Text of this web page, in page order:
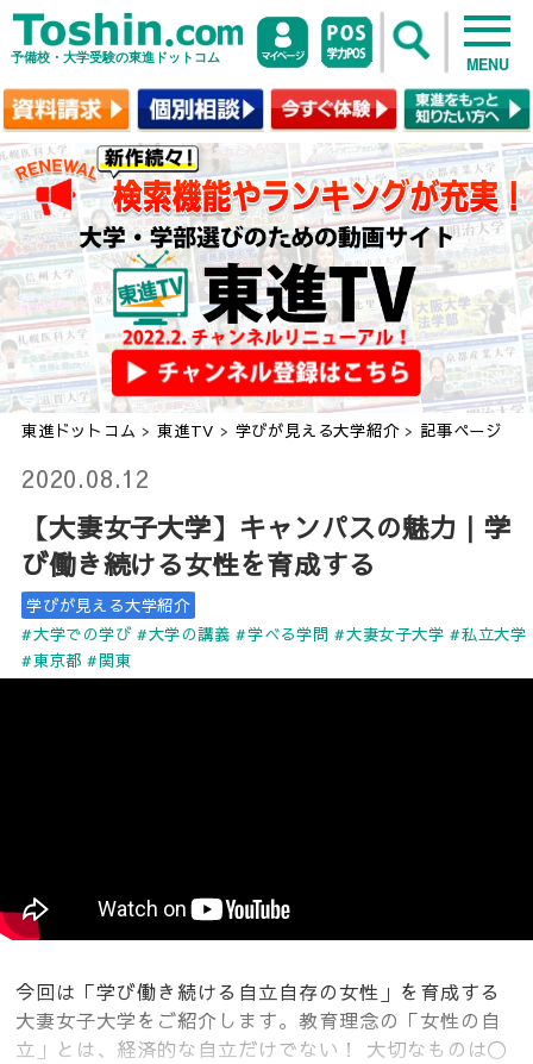
予備校・大学受験の東進ドットコム MENU
東進ドットコム > 東進TV > 学びが見える大学紹介> 記事ページ
2020.08.12
【大妻女子大学】キャンパスの魅力 | 学
び働き続ける女性を育成する
学びが見える大学紹介
#大学での学び #大学の講義 #学べる学問 #大妻女子大学 #私立大学
#東京都 #関東
今回は「学び働き続ける自立自存の女性」を育成する
大妻女子大学をご紹介します。教育理念の「女性の自
立」とは、経済的な自立だけでない！ 大切なものは〇